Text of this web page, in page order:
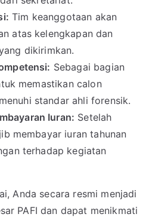
Tim keanggotaan akan
atas kelengkapan dan
dikirimkan.
Sebagai bagian
memastikan calon
standar ahli forensik.
Iuran: Setelah
membayar iuran tahunan
terhadap kegiatan
Anda secara resmi menjadi
PAFI dan dapat menikmati